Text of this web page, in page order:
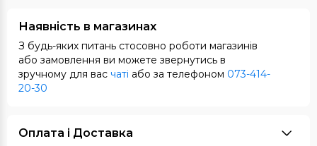
Наявність в магазинах
З будь-яких питань стосовно роботи магазинів
або замовлення ви можете звернутись в
зручному для вас чаті або за телефоном 073-414-
20-30
Оплата i Доставка